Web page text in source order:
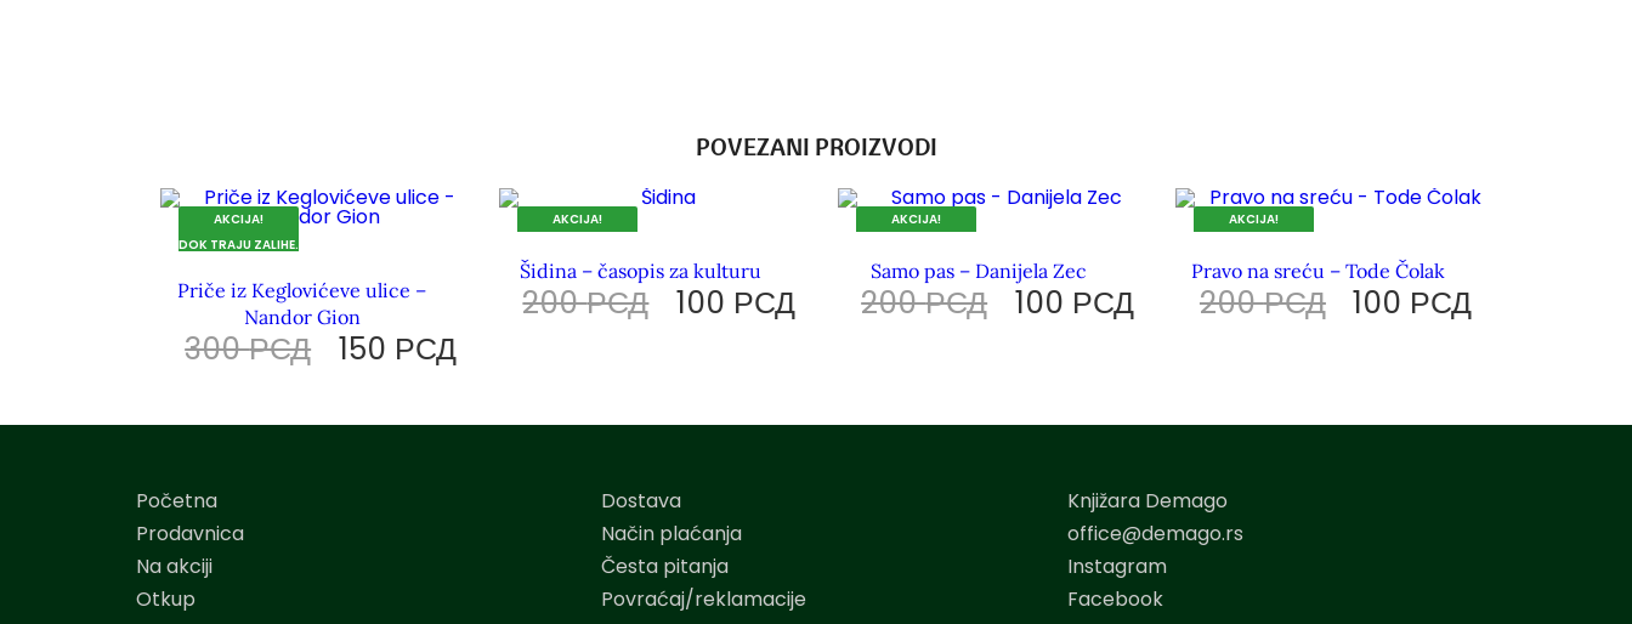
POVEZANI PROIZVODI
AKCIJA!
DOK TRAJU ZALIHE.
Priče iz Keglovićeve ulice –
Nandor Gion
300РСД 150 РСД
AKCIJA!
Šidina – časopis za kulturu
200РСД 100 РСД
AKCIJA!
Samo pas – Danijela Zec
200РСД 100 РСД
AKCIJA!
Pravo na sreću – Tode Čolak
200РСД 100 РСД
Početna
Prodavnica
Na akciji
Otkup
Dostava
Način plaćanja
Česta pitanja
Povraćaj/reklamacije
Knjižara Demago
office@demago.rs
Instagram
Facebook